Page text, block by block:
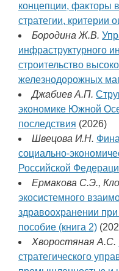
концепции, факторы
стратегии, критерии
Бородина Ж.В.
инфраструктурного
строительство
железнодорожных
Джабиев А.П.
экономике Южной
последствия (2026)
Швецова И.Н.
социально-
Российской
Ермакова С.Э.,
экосистемного
здравоохранении
пособие (книга 2)
Хворостяная А.С.
стратегического